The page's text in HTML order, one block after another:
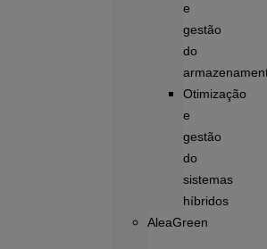
e
gestão
do
Otimização
e
gestão
do
sistemas
híbridos
AleaGreen